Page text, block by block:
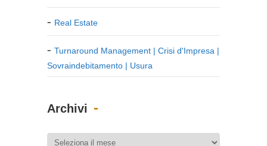
Real Estate
Turnaround Management | Crisi d'Impresa |
Sovraindebitamento | Usura
Archivi